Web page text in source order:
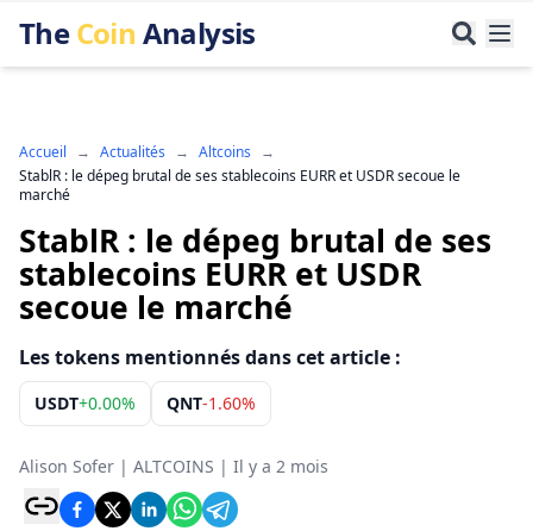
TheCoin Analysis
Accueil → Actualités → Altcoins
→
StablR : le dépeg brutal de ses stablecoins EURR et USDR secoue le
marché
StablR : le dépeg brutal de ses
stablecoins EURR et USDR
secoue le marché
Les tokens mentionnés dans cet article :
USDT+0.00% QNT-1.60%
Alison Sofer | ALTCOINS | Il y a 2 mois